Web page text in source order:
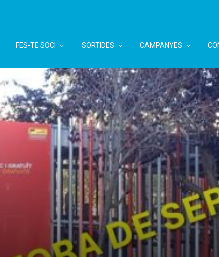
FES-TE SOCI SORTIDES CAMPANYES